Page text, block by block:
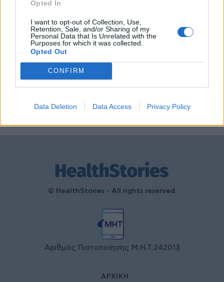
Opted In
I want to opt-out of Collection, Use,
Retention, Sale, and/or Sharing of my
Personal Data that Is Unrelated with the
Purposes for which it was collected.
Opted Out
CONFIRM
Data Deletion Data Access Privacy Policy
διαμόρφωσαν την ιστορία και το
27 Φεβρουαρίου 2026
Γεωργιάδης: Πολλαπλά οφέλη από
ιδιωτικού τομέα
27 Φεβρουαρίου 2026
© HealthStories - All rights reserved.
Αριθμός Πιστοποίησης Μ.Η.Τ.242013
ΑΡΧΙΚΉ